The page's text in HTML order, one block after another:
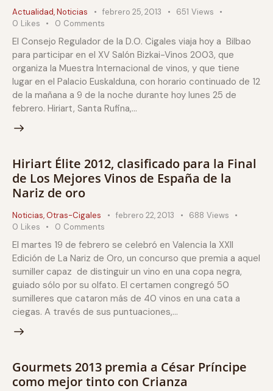
Actualidad,Noticias febrero 25, 2013 651 Views
0 Likes 0 Comments
El Consejo Regulador de la D.O. Cigales viaja hoy a Bilbao
para participar en el XV Salón Bizkai-Vinos 2003, que
organiza la Muestra Internacional de vinos, y que tiene
lugar en el Palacio Euskalduna, con horario continuado de 12
de la mañana a 9 de la noche durante hoy lunes 25 de
febrero. Hiriart, Santa Rufina,…
Hiriart Élite 2012, clasificado para la Final
de Los Mejores Vinos de España de la
Nariz de oro
Noticias, Otras-Cigales febrero 22, 2013 688 Views
0 Likes 0 Comments
El martes 19 de febrero se celebró en Valencia la XXII
Edición de La Nariz de Oro, un concurso que premia a aquel
sumiller capaz de distinguir un vino en una copa negra,
guiado sólo por su olfato. El certamen congregó 50
sumilleres que cataron más de 40 vinos en una cata a
ciegas. A través de sus puntuaciones,…
Gourmets 2013 premia a César Príncipe
como mejor tinto con Crianza